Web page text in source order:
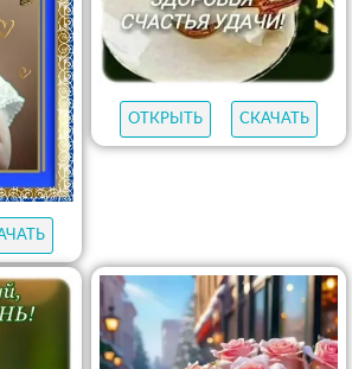
ОТКРЫТЬ СКАЧАТЬ